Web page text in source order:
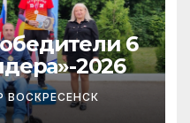
6
2026
ВОСКРЕСЕНСК